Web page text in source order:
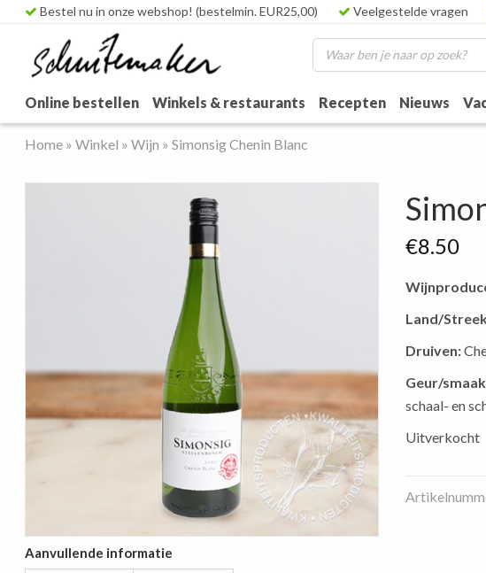
Bestel nu in onze webshop! (bestelmin. EUR25,00) Veelgestelde vragen
Online bestellen Winkels & restaurants Recepten Nieuws
Home »Winkel »Wijn »Simonsig Chenin Blanc
€8.50
Land/
Druiven:
Geur/
schaal- en
Uitverkocht
Aanvullende informatie